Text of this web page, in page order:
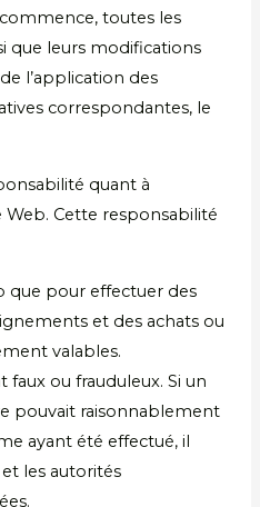
toutes les
que leurs modifications
l’application des
correspondantes, le
quant à
Web. Cette responsabilité
que pour effectuer des
et des achats ou
valables.
faux ou frauduleux. Si un
pouvait raisonnablement
ayant été effectué, il
les autorités